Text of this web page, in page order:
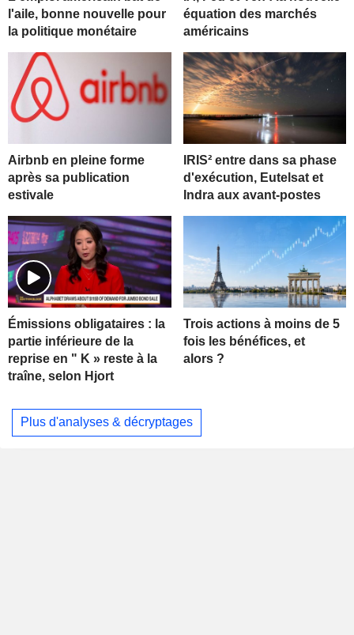
l'aile, bonne nouvelle pour
la politique monétaire
équation des marchés
américains
Airbnb en pleine forme
après sa publication
estivale
IRIS² entre dans sa phase
d'exécution, Eutelsat et
Indra aux avant-postes
Émissions obligataires : la
partie inférieure de la
reprise en " K » reste à la
traîne, selon Hjort
Trois actions à moins de 5
fois les bénéfices, et
alors ?
Plus d'analyses & décryptages